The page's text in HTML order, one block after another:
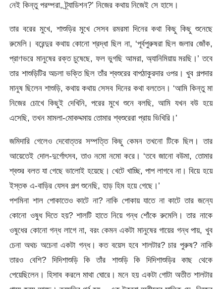
নেই কিন্তু পরম্পরা, ট্র্যাডিশন?’ নিজের কথায় নিজেই সে হাসে।
তার বরের মুখে, শাশুড়ির মুখে সেসব রমরমা দিনের কথা কিছু কিছু শুনেছে
রুমেলি। বরেন্দুর কথায় কোনো শ্রদ্ধা ছিল না, ‘পূর্বপুরুষরা ছিল জলার জোঁক,
প্রাণভরে মানুষের রক্ত চুষেছে, ফল ভুগছি আমরা, অ্যানিমিয়ায় মরছি।’ তবে
তার শাশুড়িটির অচলা ভক্তি ছিল তাঁর শ্বশুরের বাপঠাকুরদার ওপর। খুব গল্পদার
মানুষ ছিলেন শাশুড়ি, কথায় কথায় সেসব দিনের কথা বলতেন। ‘আমি কিন্তু মা
নিজের চোখে কিছুই দেখিনি, পরের মুখে শুনে বলছি, আমি যখন বউ হয়ে
এসেছি, তখন মামলা-মোকদ্দমায় তোমার শ্বশুরেরা প্রায় ভিখিরি।’
জমিদারি গেলেও দেবোত্তর সম্পত্তি কিছু কেমন তখনো টিকে ছিল। তার
আয়েতেই দোল-দুর্গোৎসব, তাও নমো নমো করে। ‘তবে জানো বউমা, তোমার
শ্বশুর বলত যা গেছে ভালোই হয়েছে। খেটে খাচ্ছি, পাপ লাগবে না। বিয়ে হয়ে
ইস্তক এ-বাড়ির যেসব গল্প শুনেছি, হাড় হিম হয়ে গেছে।’
পশমিনা শাল পোকাতেও কাটে না? নাকি পোকায় যাতে না কাটে তার জন্যে
কোনো ওষুধ দিতে হয়? শালটি হাতে নিয়ে গন্ধ শোঁকে রুমেলি। তার নাকে
ওষুধের কোনো গন্ধ লাগে না, বরং কেমন একটা মানুষের গায়ের গন্ধ পায়, খুব
চেনা অথচ অচেনা একটা গন্ধ। কত বয়েস হবে শালটার? চার পুরুষ? নাকি
তারও বেশি? দিদিশাশুড়ি কি তাঁর শাশুড়ি কি দিদিশাশুড়ির কাছ থেকে
পেয়েছিলেন। হিসাব করলে মাথা ঘোরে। মনে হয় একটা গোটা অতীত শালটার